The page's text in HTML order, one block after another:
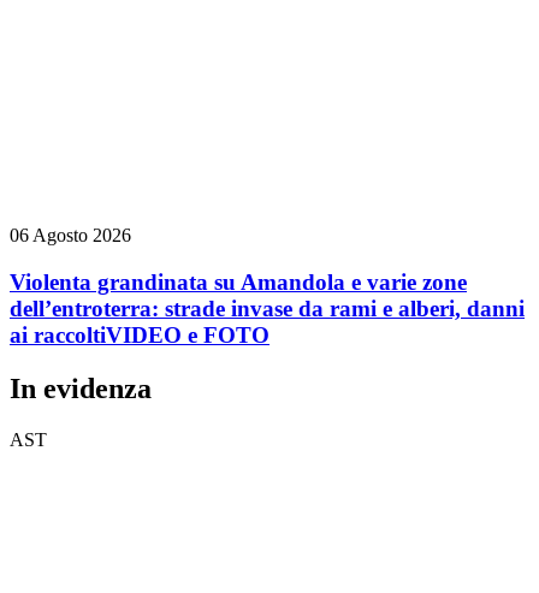
06 Agosto 2026
Violenta grandinata su Amandola e varie zone
dell’entroterra: strade invase da rami e alberi, danni
ai raccoltiVIDEO e FOTO
In evidenza
AST